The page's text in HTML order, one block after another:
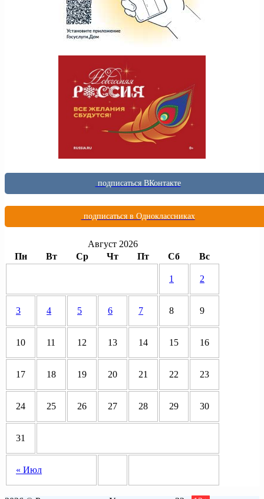
подписаться ВКонтакте
подписаться в Одноклассниках
Август 2026
Пн
Вт Ср Чт Пт Сб Вс
« Июл
1 2
3 4 5 6 7 8 9
10 11 12 13 14 15 16
17 18 19 20 21 22 23
24 25 26 27 28 29 30
31